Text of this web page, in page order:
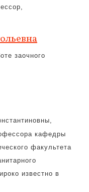
заочного
кафедры
факультета
известно в